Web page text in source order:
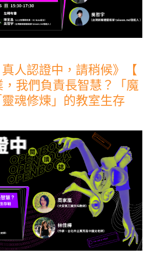
真人認證中，請稍候》【
我們負責長智慧？「魔
魂修煉」的教室生存